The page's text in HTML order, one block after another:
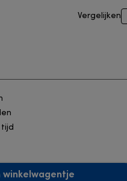
Vergelijken
winkelwagentje